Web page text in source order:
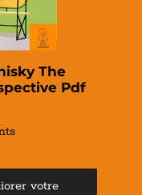
votre
The
Pdf